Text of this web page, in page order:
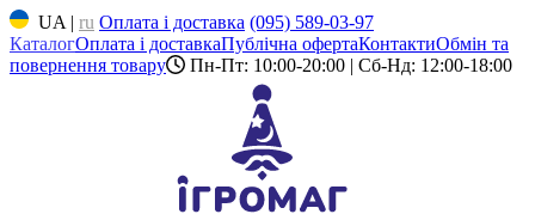
UA | ru Оплата і доставка (095) 589-03-97
КаталогОплата і доставкаПублічна офертаКонтактиОбмін та
повернення товару
Пн-Пт: 10:00-20:00 | Сб-Нд: 12:00-18:00